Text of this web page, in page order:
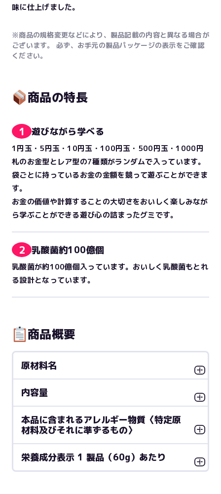
味に仕上げました。
※商品の規格変更などにより、製品記載の内容と異なる場合が
ございます。 必ず、お手元の製品パッケージの表示をご確認
ください。
商品の特長
1 遊びながら学べる
1円玉・5円玉・10円玉・100円玉・500円玉・1000円
札のお金型とレア型の7種類がランダムで入っています。
袋ごとに持っているお金の金額を競って遊ぶことができま
す。
お金の価値や計算することの大切さをおいしく楽しみなが
ら学ぶことができる遊び心の詰まったグミです。
2 乳酸菌約100億個
乳酸菌が約100億個入っています。おいしく乳酸菌もとれ
る設計となっています。
商品概要
原材料名
内容量
本品に含まれるアレルギー物質〈特定原
材料及びそれに準ずるもの〉
栄養成分表示 1 製品（60g）あたり